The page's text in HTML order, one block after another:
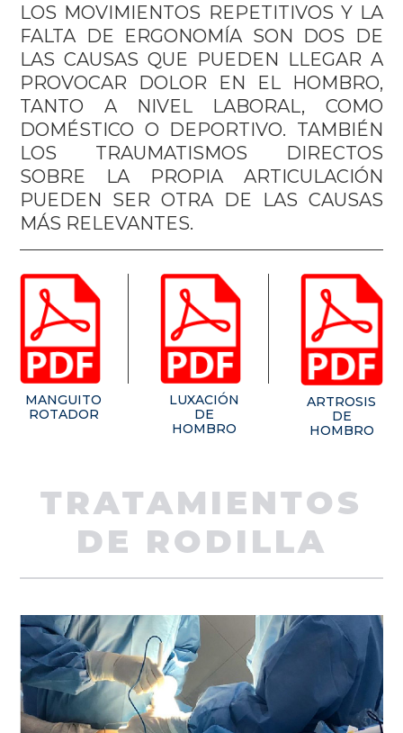
LOS MOVIMIENTOS REPETITIVOS Y LA
FALTA DE ERGONOMÍA SON DOS DE
LAS CAUSAS QUE PUEDEN LLEGAR A
PROVOCAR DOLOR EN EL HOMBRO,
TANTO A NIVEL LABORAL, COMO
DOMÉSTICO O DEPORTIVO. TAMBIÉN
LOS TRAUMATISMOS DIRECTOS
SOBRE LA PROPIA ARTICULACIÓN
PUEDEN SER OTRA DE LAS CAUSAS
MÁS RELEVANTES.
MANGUITO
ROTADOR
LUXACIÓN
DE
HOMBRO
ARTROSIS
DE
HOMBRO
TRATAMIENTOS
DE RODILLA